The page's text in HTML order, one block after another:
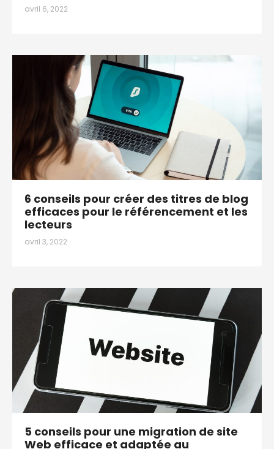
avril 6, 2022
6 conseils pour créer des titres de blog
efficaces pour le référencement et les
lecteurs
avril 3, 2022
5 conseils pour une migration de site
Web efficace et adaptée au